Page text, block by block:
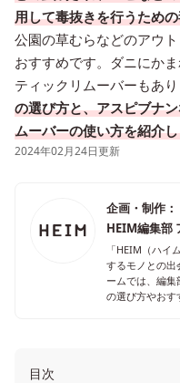
用して毒抜きを行うため
公園の草むらなどのアウ
おすすめです。ダニにか
ティックリムーバーもあ
の選び方と、アスピブナ
ムーバーの使い方を紹介
2024年02月24日更新
企画・制作：
HEIM編集部
「HEIM（ハイ
するモノとの出
ームでは、編
の選び方やおす
目次